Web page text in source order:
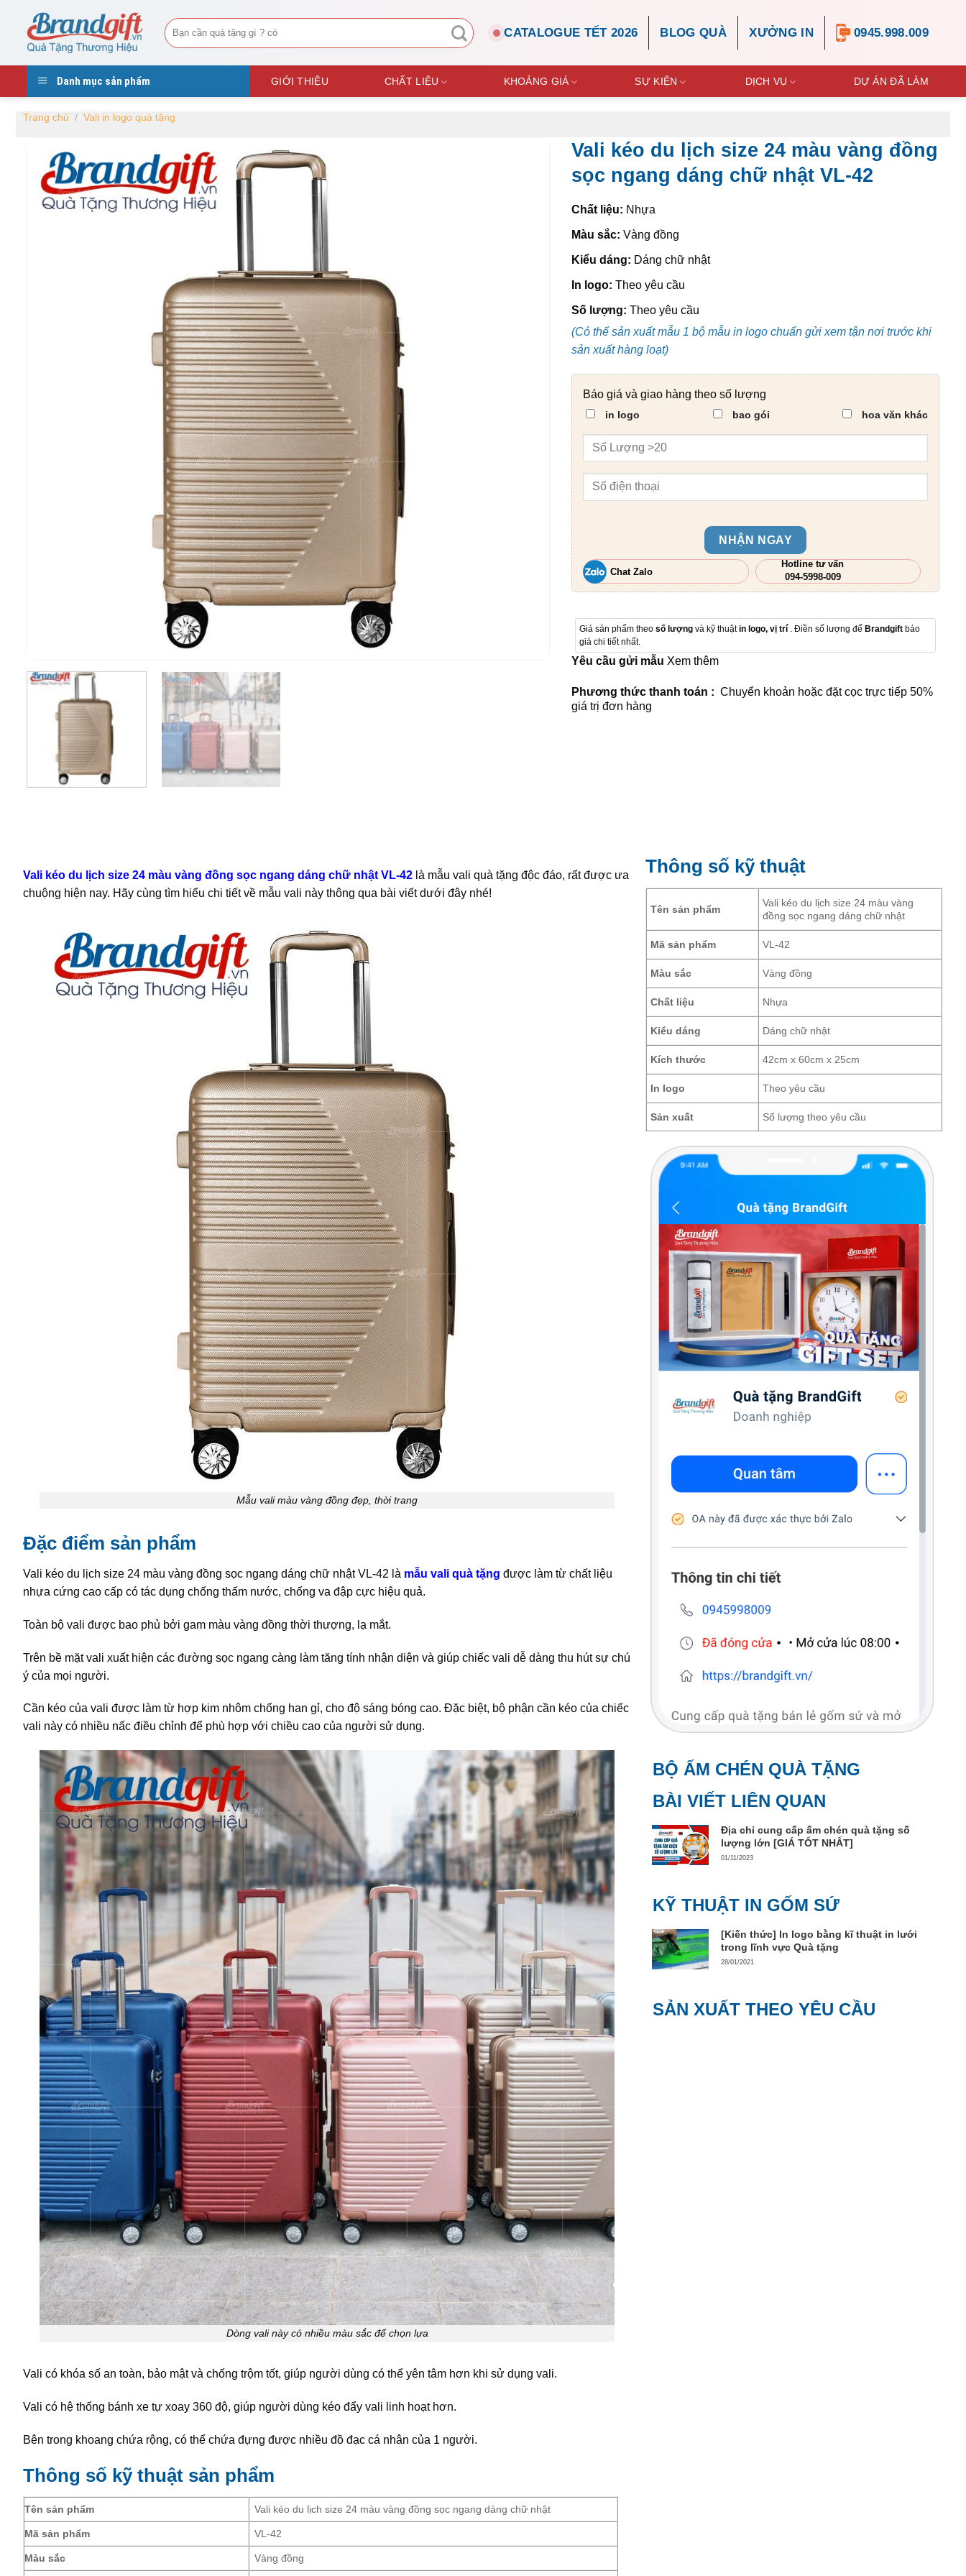
content
Tìm
kiếm:
CATALOGUE TẾT 2026 BLOG QUÀ XƯỞNG IN 0945.998.009
Danh mục sản phẩm GIỚI THIỆU CHẤT LIỆU KHOẢNG GIÁ SỰ KIỆN DỊCH VỤ DỰ ÁN ĐÃ LÀM
Trang chủ / Vali in logo quà tặng
Vali kéo du lịch size 24 màu vàng đồng
sọc ngang dáng chữ nhật VL-42
Chất liệu: Nhựa
Màu sắc: Vàng đồng
Kiểu dáng: Dáng chữ nhật
In logo: Theo yêu cầu
Số lượng: Theo yêu cầu
(Có thể sản xuất mẫu 1 bộ mẫu in logo chuẩn gửi xem tận nơi trước khi
sản xuất hàng loạt)
Báo giá và giao hàng theo số lượng
in logo bao gói hoa văn khác
NHẬN NGAY
Chat Zalo
Hotline tư vấn
094-5998-009
Giá sản phẩm theo số lượng và kỹ thuậtin logo, vị trí . Điền số lượng để Brandgift báo
giá chi tiết nhất.
Yêu cầu gửi mẫu Xem thêm
Phương thức thanh toán : Chuyển khoản hoặc đặt cọc trực tiếp 50%
giá trị đơn hàng
Vali kéo du lịch size 24 màu vàng đồng sọc ngang dáng chữ nhật VL-42là mẫu vali quà tặng độc đáo, rất được ưa
chuộng hiện nay. Hãy cùng tìm hiểu chi tiết về mẫu vali này thông qua bài viết dưới đây nhé!
Mẫu vali màu vàng đồng đẹp, thời trang
Đặc điểm sản phẩm
Vali kéo du lịch size 24 màu vàng đồng sọc ngang dáng chữ nhật VL-42 là mẫu vali quà tặng được làm từ chất liệu
nhựa cứng cao cấp có tác dụng chống thấm nước, chống va đập cực hiệu quả.
Toàn bộ vali được bao phủ bởi gam màu vàng đồng thời thượng, lạ mắt.
Trên bề mặt vali xuất hiện các đường sọc ngang càng làm tăng tính nhận diện và giúp chiếc vali dễ dàng thu hút sự chú
ý của mọi người.
Cần kéo của vali được làm từ hợp kim nhôm chống han gỉ, cho độ sáng bóng cao. Đặc biệt, bộ phận cần kéo của chiếc
vali này có nhiều nấc điều chỉnh để phù hợp với chiều cao của người sử dụng.
Dòng vali này có nhiều màu sắc để chọn lựa
Vali có khóa số an toàn, bảo mật và chống trộm tốt, giúp người dùng có thể yên tâm hơn khi sử dụng vali.
Vali có hệ thống bánh xe tự xoay 360 độ, giúp người dùng kéo đẩy vali linh hoạt hơn.
Bên trong khoang chứa rộng, có thể chứa đựng được nhiều đồ đạc cá nhân của 1 người.
Thông số kỹ thuật sản phẩm
Tên sản phẩm Vali kéo du lịch size 24 màu vàng đồng sọc ngang dáng chữ nhật
Mã sản phẩm VL-42
Màu sắc Vàng đồng
Thông số kỹ thuật
Tên sản phẩm
Vali kéo du lịch size 24 màu vàng
đồng sọc ngang dáng chữ nhật
Mã sản phẩm VL-42
Màu sắc Vàng đồng
Chất liệu Nhựa
Kiểu dáng Dáng chữ nhật
Kích thước 42cm x 60cm x 25cm
In logo Theo yêu cầu
Sản xuất Số lượng theo yêu cầu
BỘ ẤM CHÉN QUÀ TẶNG
BÀI VIẾT LIÊN QUAN
Địa chỉ cung cấp ấm chén quà tặng số
lượng lớn [GIÁ TỐT NHẤT]
01/11/2023
KỸ THUẬT IN GỐM SỨ
[Kiến thức] In logo bằng kĩ thuật in lưới
trong lĩnh vực Quà tặng
28/01/2021
SẢN XUẤT THEO YÊU CẦU